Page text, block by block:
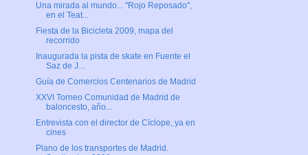
Una mirada al mundo... "Rojo Reposado",
en el Teat...
Fiesta de la Bicicleta 2009, mapa del
recorrido
Inaugurada la pista de skate en Fuente el
Saz de J...
Guía de Comercios Centenarios de Madrid
XXVI Torneo Comunidad de Madrid de
baloncesto, año...
Entrevista con el director de Cíclope, ya en
cines
Plano de los transportes de Madrid.